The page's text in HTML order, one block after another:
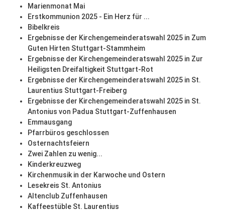
Marienmonat Mai
Erstkommunion 2025 - Ein Herz für ...
Bibelkreis
Ergebnisse der Kirchengemeinderatswahl 2025 in Zum
Guten Hirten Stuttgart-Stammheim
Ergebnisse der Kirchengemeinderatswahl 2025 in Zur
Heiligsten Dreifaltigkeit Stuttgart-Rot
Ergebnisse der Kirchengemeinderatswahl 2025 in St.
Laurentius Stuttgart-Freiberg
Ergebnisse der Kirchengemeinderatswahl 2025 in St.
Antonius von Padua Stuttgart-Zuffenhausen
Emmausgang
Pfarrbüros geschlossen
Osternachtsfeiern
Zwei Zahlen zu wenig...
Kinderkreuzweg
Kirchenmusik in der Karwoche und Ostern
Lesekreis St. Antonius
Altenclub Zuffenhausen
Kaffeestüble St. Laurentius